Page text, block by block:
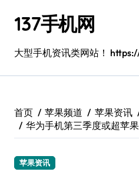
137手机网
大型手机资讯类网站！
首页 苹果频道 苹果资讯
华为手机第三季度或超苹
苹果资讯